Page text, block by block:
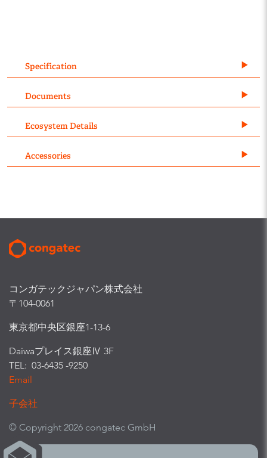
Specification
Documents
Ecosystem Details
Accessories
コンガテックジャパン株式会社
〒104-0061
東京都中央区銀座1-13-6
Daiwaプレイス銀座Ⅳ 3F
TEL: 03-6435 -9250
Email
子会社
© Copyright 2026 congatec GmbH